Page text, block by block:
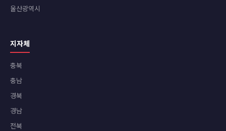
울산광역시
지자체
충북
충남
경북
경남
전북